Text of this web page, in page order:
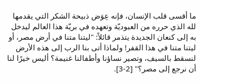
ما أقسى قلب الإنسان، فإنه عِوَض ذبيحة الشكر التي يقدمها
لله الذي حرره من العبوديّة وتعهده في بريّة هذا العالم ليدخل
به إلى كنعان الجديدة يتذمر قائلاً: "ليتنا متنا في أرض مصر، أو
ليتنا متنا في هذا القفر! ولماذا أتى بنا الرب إلى هذه الأرض
لنسقط بالسيف، وتصير نساؤنا وأطفالنا غنيمة؟ أليس خيرًا لنا
أن نرجع إلى مصر؟" [2-3].